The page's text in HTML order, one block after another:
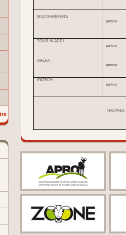
MULTIFARMERS
partner
TOUR IN ADRI
partner
AREFA
partner
IPATECH
partner
UKUPNO: